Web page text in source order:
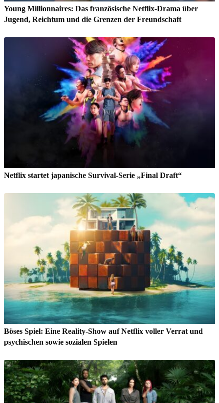
Young Millionnaires: Das französische Netflix-Drama über
Jugend, Reichtum und die Grenzen der Freundschaft
Netflix startet japanische Survival-Serie „Final Draft“
Böses Spiel: Eine Reality-Show auf Netflix voller Verrat und
psychischen sowie sozialen Spielen